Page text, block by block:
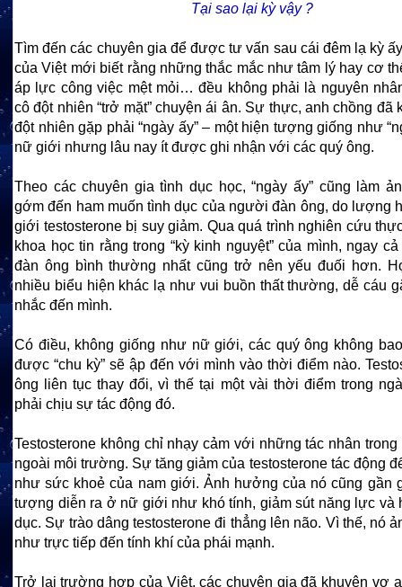
Tại sao lại kỳ vậy ?
Tìm đến các chuyên gia để được tư vấn sau cái đêm lạ kỳ
của Việt mới biết rằng những thắc mắc như tâm lý hay cơ
áp lực công việc mệt mỏi… đều không phải là nguyên
cô đột nhiên “trở mặt” chuyện ái ân. Sự thực, anh chồng đã
đột nhiên gặp phải “ngày ấy” – một hiện tượng giống như
nữ giới nhưng lâu nay ít được ghi nhận với các quý ông.
Theo các chuyên gia tình dục học, “ngày ấy” cũng làm
gớm đến ham muốn tình dục của người đàn ông, do lượng
giới testosterone bị suy giảm. Qua quá trình nghiên cứu
khoa học tin rằng trong “kỳ kinh nguyệt” của mình, ngay
đàn ông bình thường nhất cũng trở nên yếu đuối hơn.
nhiều biểu hiện khác lạ như vui buồn thất thường, dễ cáu
nhắc đến mình.
Có điều, không giống như nữ giới, các quý ông không
được “chu kỳ” sẽ ập đến với mình vào thời điểm nào.
ông liên tục thay đổi, vì thế tại một vài thời điểm trong
phải chịu sự tác động đó.
Testosterone không chỉ nhạy cảm với những tác nhân
ngoài môi trường. Sự tăng giảm của testosterone tác động
như sức khoẻ của nam giới. Ảnh hưởng của nó cũng gần
tượng diễn ra ở nữ giới như khó tính, giảm sút năng lực và
dục. Sự trào dâng testosterone đi thẳng lên não. Vì thế, nó
như trực tiếp đến tính khí của phái mạnh.
Trở lại trường hợp của Việt, các chuyên gia đã khuyên vợ